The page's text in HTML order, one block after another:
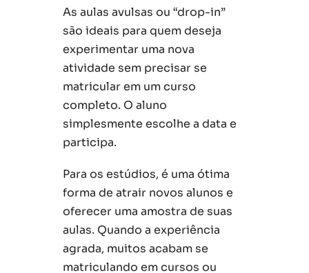
As aulas avulsas ou “drop-in”
são ideais para quem deseja
experimentar uma nova
atividade sem precisar se
matricular em um curso
completo. O aluno
simplesmente escolhe a data e
participa.
Para os estúdios, é uma ótima
forma de atrair novos alunos e
oferecer uma amostra de suas
aulas. Quando a experiência
agrada, muitos acabam se
matriculando em cursos ou